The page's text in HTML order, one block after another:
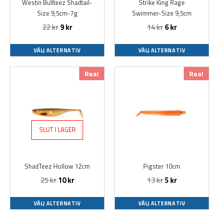
Westin Bullteez Shadtail-
Size 9,5cm-7g
22kr9kr
VÄLJ ALTERNATIV
kan
väljas
på
Strike King Rage
Swimmer-Size 9,5cm
14kr6kr
VÄLJ ALTERNATIV
kan
väljas
på
Rea!
SLUT I LAGER
ShadTeez Hollow 12cm
25kr10kr
VÄLJ ALTERNATIV
flera
varianter.
kan
väljas
produktsidan
Rea!
Pigster 10cm
13kr5 kr
VÄLJ ALTERNATIV
flera
kan
väljas
produktsidan